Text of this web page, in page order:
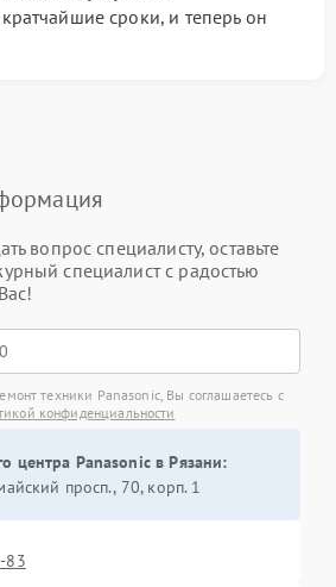
сроки, и теперь он
вопрос специалисту, оставьте
специалист с радостью
техники Panasonic, Вы соглашаетесь с
конфиденциальности
центра Panasonic в Рязани:
просп., 70, корп. 1
83